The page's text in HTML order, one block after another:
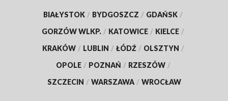
BIAŁYSTOK / BYDGOSZCZ / GDAŃSK /
GORZÓW WLKP. / KATOWICE / KIELCE /
KRAKÓW / LUBLIN / ŁÓDŹ / OLSZTYN /
OPOLE / POZNAŃ / RZESZÓW /
SZCZECIN / WARSZAWA / WROCŁAW